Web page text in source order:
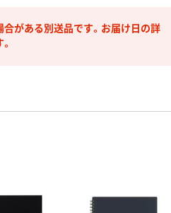
がある別送品です。お届け日の詳